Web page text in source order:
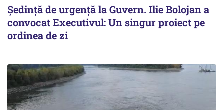
Ședință de urgență la Guvern. Ilie Bolojan a
convocat Executivul: Un singur proiect pe
ordinea de zi